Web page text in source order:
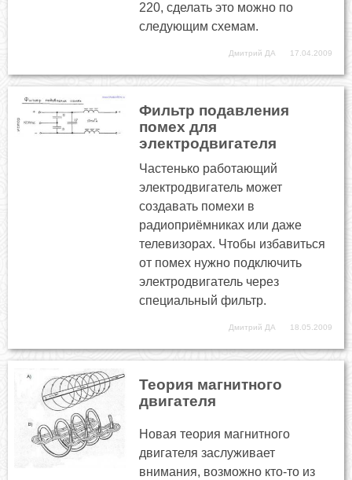
220, сделать это можно по
следующим схемам.
Дмитрий ДА 17.04.2009
Фильтр подавления
помех для
электродвигателя
Частенько работающий
электродвигатель может
создавать помехи в
радиоприёмниках или даже
телевизорах. Чтобы избавиться
от помех нужно подключить
электродвигатель через
специальный фильтр.
Дмитрий ДА 18.05.2009
Теория магнитного
двигателя
Новая теория магнитного
двигателя заслуживает
внимания, возможно кто-то из